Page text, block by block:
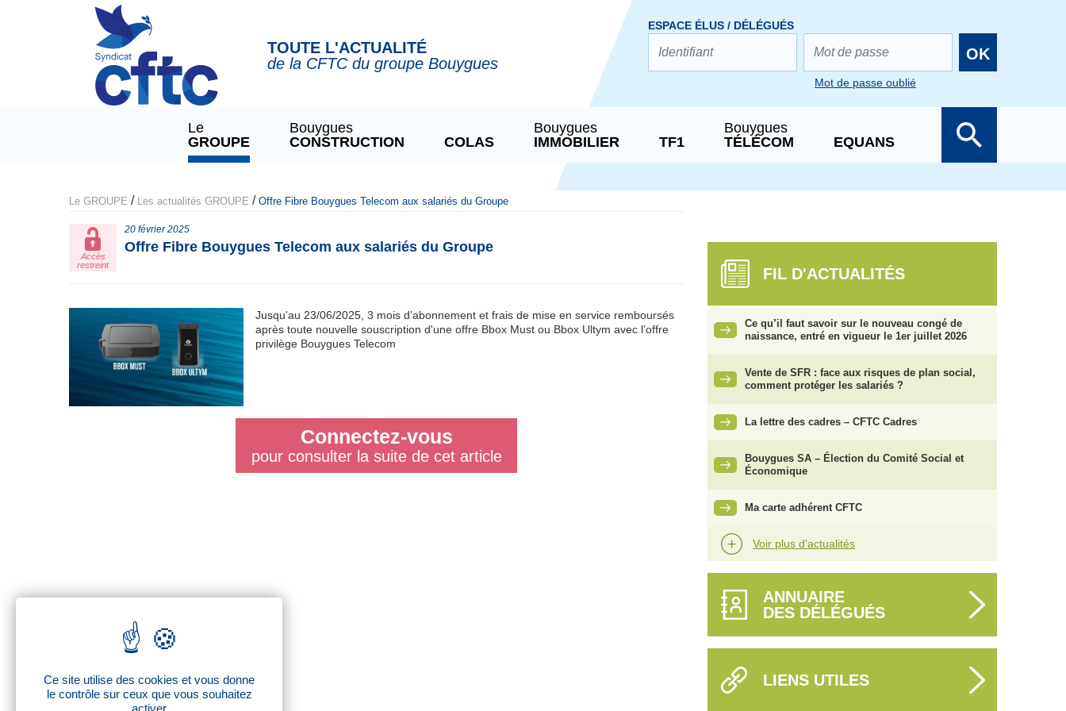
TOUTE L'ACTUALITÉ
de la CFTC du groupe Bouygues
ESPACE ÉLUS / DÉLÉGUÉS
OK
Mot de passe oublié
Le
GROUPE
Bouygues
CONSTRUCTION
COLAS
Bouygues
IMMOBILIER
TF1
Bouygues
TÉLÉCOM
EQUANS
Le GROUPE / Les actualités GROUPE / Offre Fibre Bouygues Telecom aux salariés du Groupe
Accès
restreint
20 février 2025
Offre Fibre Bouygues Telecom aux salariés du Groupe
Jusqu'au 23/06/2025, 3 mois d’abonnement et frais de mise en service remboursés
après toute nouvelle souscription d'une offre Bbox Must ou Bbox Ultym avec l’offre
privilège Bouygues Telecom
Connectez-vous
pour consulter la suite de cet article
FIL D'ACTUALITÉS
Ce qu’il faut savoir sur le nouveau congé de
naissance, entré en vigueur le 1er juillet 2026
Vente de SFR : face aux risques de plan social,
comment protéger les salariés ?
La lettre des cadres – CFTC Cadres
Bouygues SA – Élection du Comité Social et
Économique
Ma carte adhérent CFTC
Voir plus d'actualités
ANNUAIRE
DES DÉLÉGUÉS
LIENS UTILES
Panneau de gestion des cookies
Ce site utilise des cookies et vous donne
le contrôle sur ceux que vous souhaitez
activer